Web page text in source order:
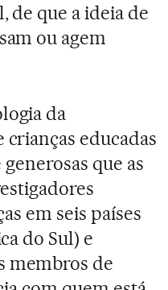
de que a ideia de
ou agem
da
educadas
que as
em seis países
do Sul) e
membros de